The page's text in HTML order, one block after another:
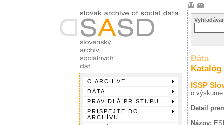
O ARCHÍVE
DÁTA
PRAVIDLÁ PRÍSTUPU
PRISPEJTE DO
ARCHÍVU
Dáta
Katalóg
ISSP
o výskume
Detail
Názov: